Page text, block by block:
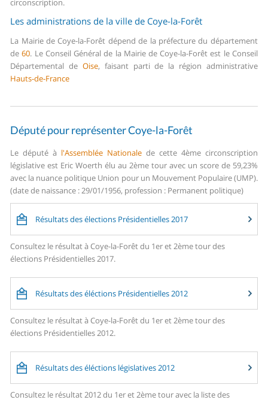
circonscription.
Les administrations de la ville de Coye-la-Forêt
La Mairie de Coye-la-Forêt dépend de la préfecture du département
de60. Le Conseil Général de la Mairie de Coye-la-Forêt est le Conseil
Départemental de Oise, faisant parti de la région administrative
Hauts-de-France
Député pour représenter Coye-la-Forêt
Le député à l'Assemblée Nationale de cette 4ème circonscription
législative est Eric Woerth élu au 2ème tour avec un score de 59,23%
avec la nuance politique Union pour un Mouvement Populaire (UMP).
(date de naissance : 29/01/1956, profession : Permanent politique)
Résultats des élections Présidentielles 2017
Consultez le résultat à Coye-la-Forêt du 1er et 2ème tour des
élections Présidentielles 2017.
Résultats des éléctions Présidentielles 2012
Consultez le résultat à Coye-la-Forêt du 1er et 2ème tour des
élections Présidentielles 2012.
Résultats des éléctions législatives 2012
Consultez le résultat 2012 du 1er et 2ème tour avec la liste des